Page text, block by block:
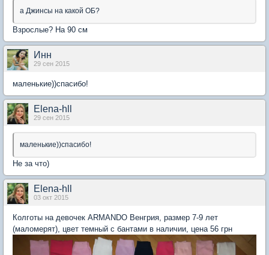
а Джинсы на какой ОБ?
Взрослые? На 90 см
Инн
29 сен 2015
маленькие))спасибо!
Elena-hll
29 сен 2015
маленькие))спасибо!
Не за что)
Elena-hll
03 окт 2015
Колготы на девочек ARMANDO Венгрия, размер 7-9 лет
(маломерят), цвет темный с бантами в наличии, цена 56 грн